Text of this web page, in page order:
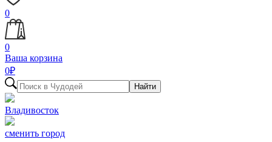
0
0
Ваша корзина
0₽
Найти
Владивосток
сменить город